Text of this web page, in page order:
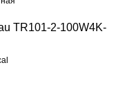
TR101-2-100W4K-